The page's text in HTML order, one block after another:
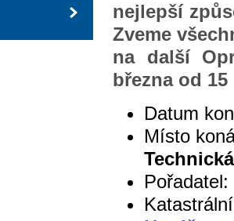
nejlepší
Zveme
na další
března od
Datum
Místo
Pořadatel: